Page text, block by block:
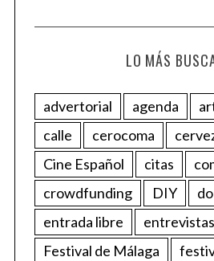
LO MÁS
advertorial agenda
calle
cerocoma
Cine Español
citas
crowdfunding
DIY
entrada libre
entrevistas
Festival de Málaga